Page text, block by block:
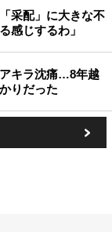
采配」に大きな不
感じするわ」
キラ沈痛…8年越
りだった